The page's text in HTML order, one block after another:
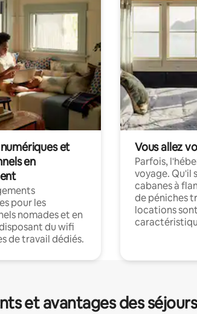
et
en
pour les
nomades et en
du wifi
de travail dédiés.
Vous allez
Parfois,
voyage. Qu'il
cabanes à
de péniches
locations
et avantages des